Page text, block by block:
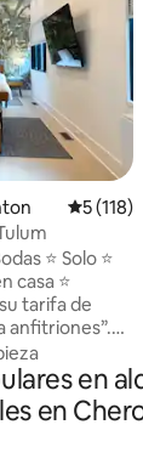
5 (118)
⭐️ Solo ⭐️
casa ⭐️
tarifa de
anfitriones”.
ver el precio
🛑 La
has leídoen
en